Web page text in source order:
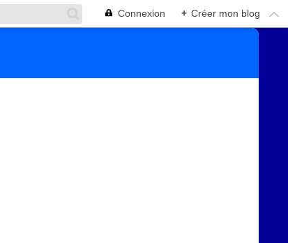
Connexion + Créer mon blog